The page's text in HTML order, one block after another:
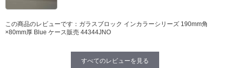
この商品のレビューです： ガラスブロック インカラーシリーズ 190mm角
×80mm厚 Blue ケース販売 44344JNO
すべてのレビューを見る